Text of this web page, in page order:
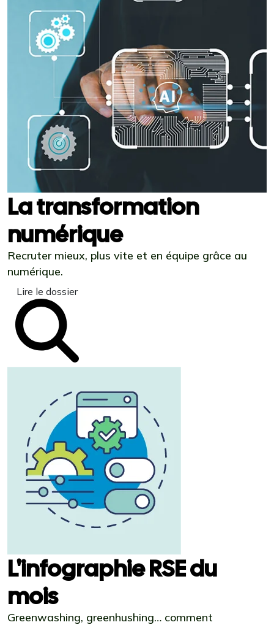
La transformation
numérique
Recruter mieux, plus vite et en équipe grâce au
numérique.
Lire le dossier
L'infographie RSE du
mois
Greenwashing, greenhushing… comment